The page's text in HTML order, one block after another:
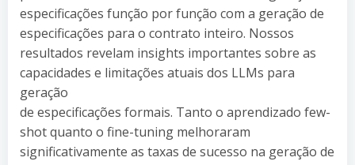
especificações função por função com a geração de
especificações para o contrato inteiro. Nossos
resultados revelam insights importantes sobre as
capacidades e limitações atuais dos LLMs para
geração
de especificações formais. Tanto o aprendizado few-
shot quanto o fine-tuning melhoraram
significativamente as taxas de sucesso na geração de